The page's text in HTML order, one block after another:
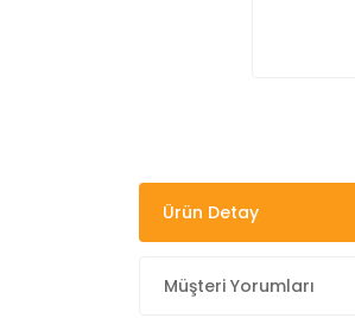
Ürün Detay
Müşteri Yorumları